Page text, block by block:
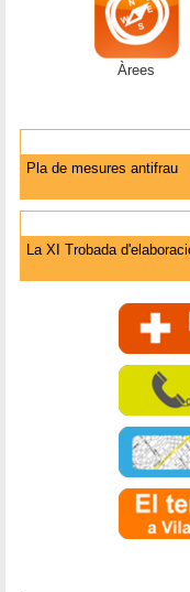
Àrees
Pla de mesures antifrau
La XI Trobada